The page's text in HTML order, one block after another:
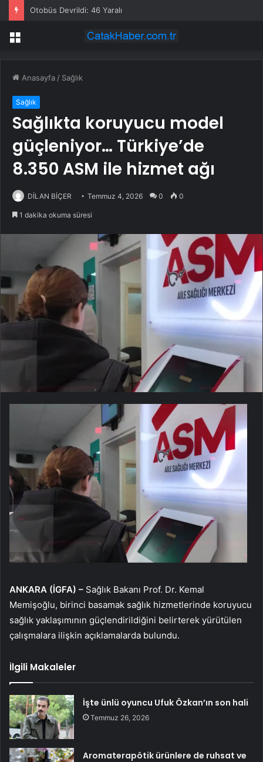
Menü
Anasayfa / Sağlık
Sağlık
Sağlıkta koruyucu model
güçleniyor… Türkiye’de
8.350 ASM ile hizmet ağı
DİLAN BİÇER Temmuz 4, 2026 0 0
1 dakika okuma süresi
ANKARA (İGFA) – Sağlık Bakanı Prof. Dr. Kemal
Memişoğlu, birinci basamak sağlık hizmetlerinde koruyucu
sağlık yaklaşımının güçlendirildiğini belirterek yürütülen
çalışmalara ilişkin açıklamalarda bulundu.
İlgili Makaleler
İşte ünlü oyuncu Ufuk Özkan’ın son hali
Temmuz 26, 2026
Aromaterapötik ürünlere de ruhsat ve